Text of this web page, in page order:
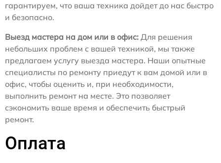
гарантируем, что ваша техника дойдет до нас быстро
и безопасно.
Выезд мастера на дом или в офис: Для решения
небольших проблем с вашей техникой, мы также
предлагаем услугу выезда мастера. Наши опытные
специалисты по ремонту приедут к вам домой или в
офис, чтобы оценить и, при необходимости,
выполнить ремонт на месте. Это позволяет
сэкономить ваше время и обеспечить быстрый
ремонт.
Оплата